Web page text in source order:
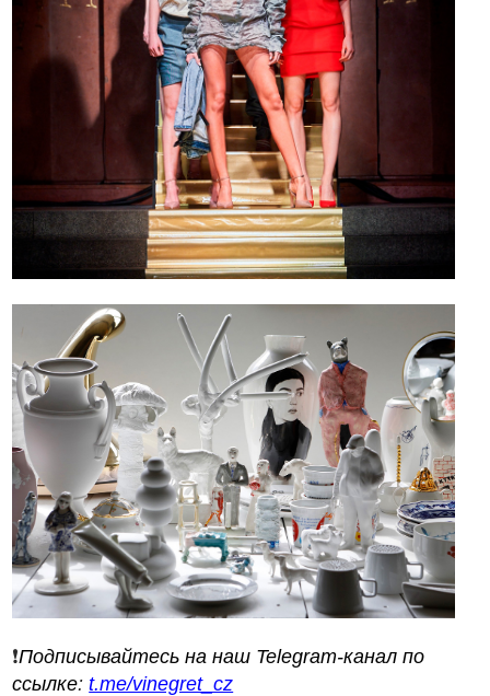
❗️Подписывайтесь на наш Telegram-канал по
ссылке:t.me/vinegret_cz